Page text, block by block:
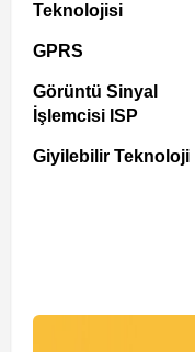
Teknolojisi
GPRS
Görüntü Sinyal
İşlemcisi ISP
Giyilebilir Teknoloji